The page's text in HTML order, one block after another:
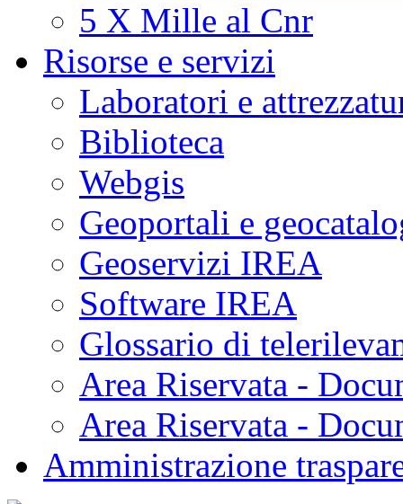
5 X Mille al Cnr
Risorse e servizi
Laboratori e
Biblioteca
Webgis
Geoportali e
Geoservizi IREA
Software IREA
Glossario di
Area Riservata -
Area Riservata -
Amministrazione